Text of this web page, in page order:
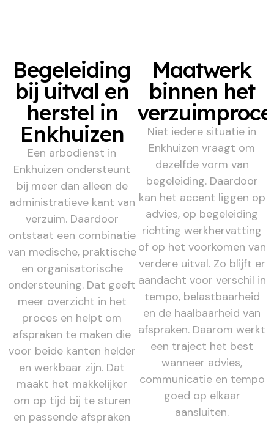
Begeleiding
bij uitval en
herstel in
Enkhuizen
Een arbodienst in
Enkhuizen ondersteunt
bij meer dan alleen de
administratieve kant van
verzuim. Daardoor
ontstaat een combinatie
van medische, praktische
en organisatorische
ondersteuning. Dat geeft
meer overzicht in het
proces en helpt om
afspraken te maken die
voor beide kanten helder
en werkbaar zijn. Dat
maakt het makkelijker
om op tijd bij te sturen
en passende afspraken
Maatwerk
binnen het
Niet iedere situatie in
Enkhuizen vraagt om
dezelfde vorm van
begeleiding. Daardoor
kan het accent liggen op
advies, op begeleiding
richting werkhervatting
of op het voorkomen van
verdere uitval. Zo blijft er
aandacht voor verschil in
tempo, belastbaarheid
en de haalbaarheid van
afspraken. Daarom werkt
een traject het best
wanneer advies,
communicatie en tempo
goed op elkaar
aansluiten.